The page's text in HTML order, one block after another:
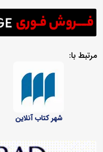
مرتبط با:
شهر کتاب آنلاین